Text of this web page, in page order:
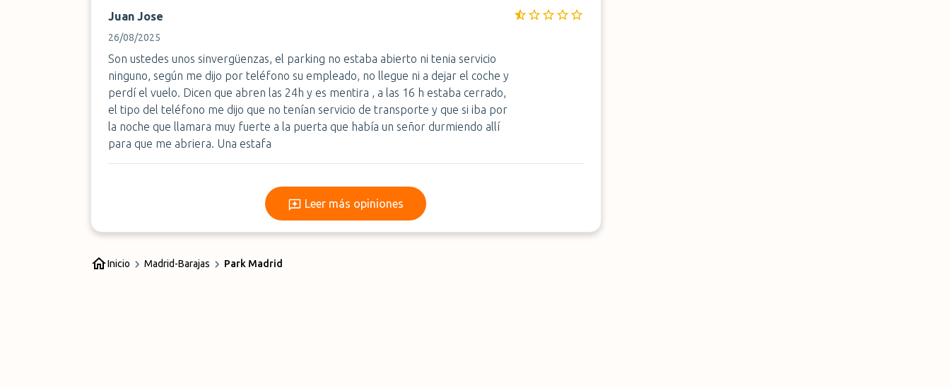
Juan Jose
26/08/2025
Son ustedes unos sinvergüenzas, el parking no estaba abierto ni tenia servicio
ninguno, según me dijo por teléfono su empleado, no llegue ni a dejar el coche y
perdí el vuelo. Dicen que abren las 24h y es mentira , a las 16 h estaba cerrado,
el tipo del teléfono me dijo que no tenían servicio de transporte y que si iba por
la noche que llamara muy fuerte a la puerta que había un señor durmiendo allí
para que me abriera. Una estafa
Leer más opiniones
Leer más opiniones
Inicio Madrid-Barajas Park Madrid